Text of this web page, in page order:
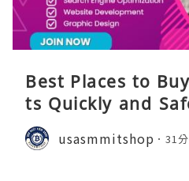
Best Places to
ts Quickly and
Guide
usasmmitshop 31